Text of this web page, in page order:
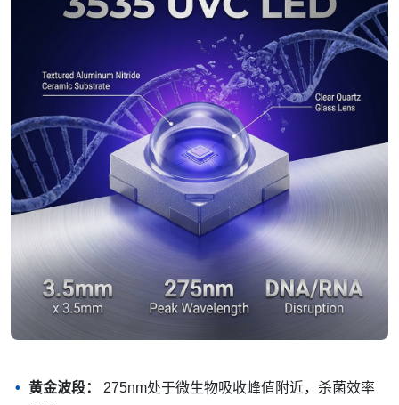
黄金波段：
275nm处于微生物吸收峰值附近，杀菌效率